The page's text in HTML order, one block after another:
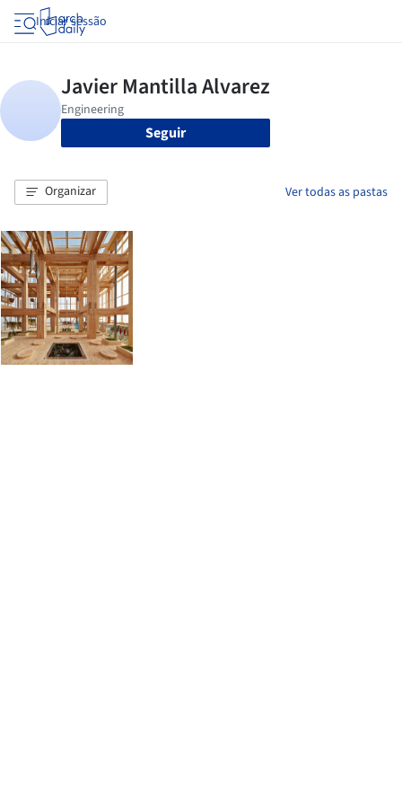
Iniciar sessão
Seguir
Organizar Ver todas as pastas